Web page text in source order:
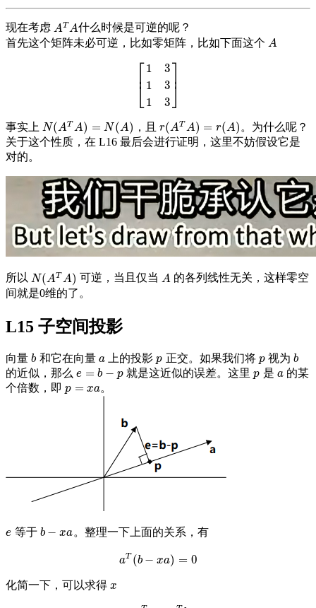
现在考虑 AT A
AT A 什么时候是可逆的呢？
首先这个矩阵未必可逆，比如零矩阵，比如下面这个 A
A
⎡
⎣
⎢ 1
1
1
3
3
3
⎤
⎦⎥
[1 3 13 ]
事实上 N(AT A) = N (A)
N(ATA)=N(A) ，且r(AT A) = r(A)
r(ATA)=r (A )
。为什么呢？
关于这个性质，在 L16 最后会进行证明，这里不妨假设它是
对的。
所以 N(AT A)
N(ATA) 可逆，当且仅当 A
A 的各列线性无关，这样零空
间就是0维的了。
L15 子空间投影
向量 b
b 和它在向量 a
a 上的投影p
p 正交。如果我们将 p
p 视为b
b
的近似，那么 e = b − p
e=b−p 就是这近似的误差。这里p
p 是 a
a的某
个倍数，即 p = xa
p=xa 。
e
e 等于 b − xa
b −x a 。整理一下上面的关系，有
aT (b − xa) = 0
aT (b−xa)= 0
化简一下，可以求得 x
x